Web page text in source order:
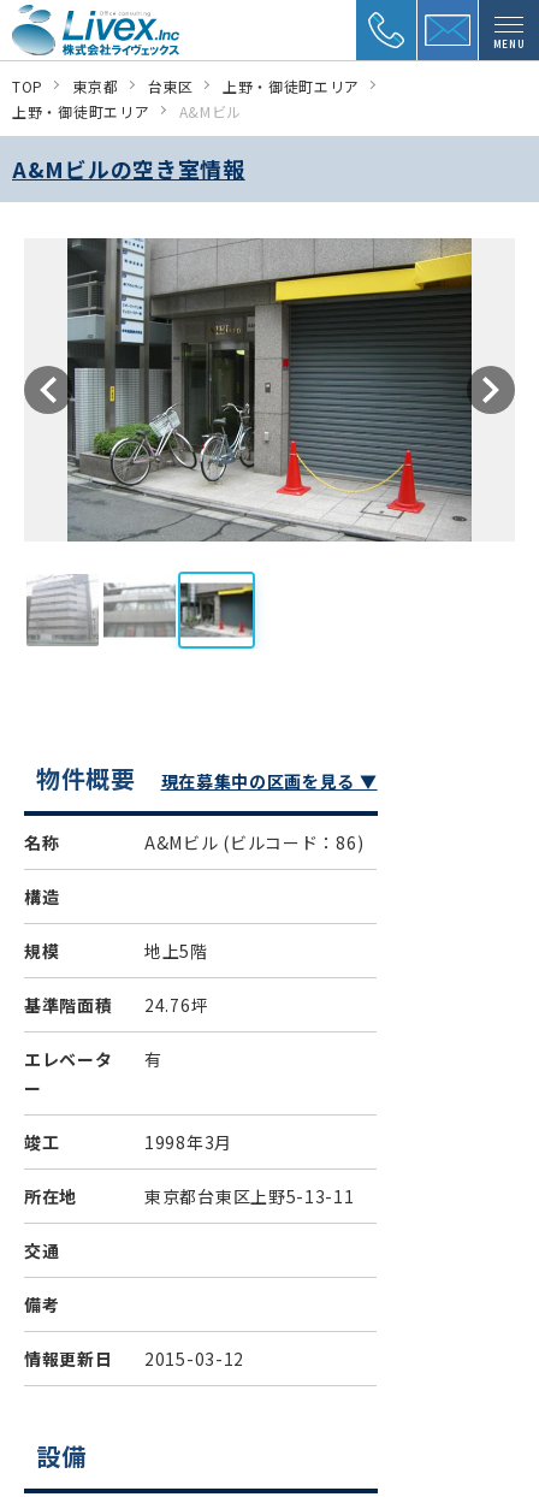
MENU
TOP 東京都 台東区
上野・御徒町エリア
上野・御徒町エリア
A&Mビル
A&Mビルの空き室情報
物件概要 現在募集中の区画を見る ▼
名称 A&Mビル (ビルコード：86)
構造
規模 地上5階
基準階面積 24.76坪
エレベータ
ー
有
竣工 1998年3月
所在地 東京都台東区上野5-13-11
交通
備考
情報更新日 2015-03-12
設備